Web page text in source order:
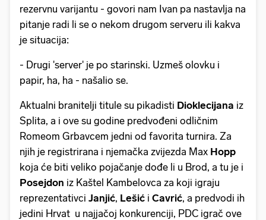
rezervnu varijantu - govori nam Ivan pa nastavlja na
pitanje radi li se o nekom drugom serveru ili kakva
je situacija:
- Drugi 'server' je po starinski. Uzmeš olovku i
papir, ha, ha - našalio se.
Aktualni branitelji titule su pikadisti Dioklecijana iz
Splita, a i ove su godine predvođeni odličnim
Romeom Grbavcem jedni od favorita turnira. Za
njih je registrirana i njemačka zvijezda Max Hopp
koja će biti veliko pojačanje dođe li u Brod, a tu je i
Posejdon iz Kaštel Kambelovca za koji igraju
reprezentativci Janjić, Lešić i Cavrić, a predvodi ih
jedini Hrvat u najjačoj konkurenciji, PDC igrač ove